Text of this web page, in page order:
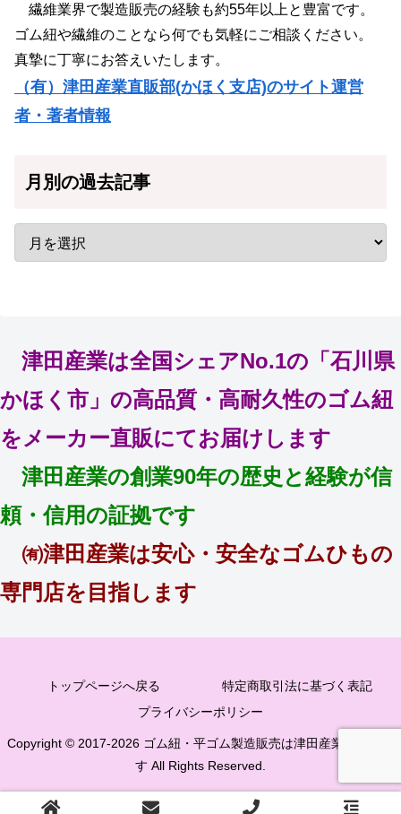
繊維業界で製造販売の経験も約55年以上と豊富です。
ゴム紐や繊維のことなら何でも気軽にご相談ください。
真摯に丁寧にお答えいたします。
（有）津田産業直販部(かほく支店)のサイト運営
者・著者情報
月別の過去記事
津田産業は全国シェアNo.1の「石川県
かほく市」の高品質・高耐久性のゴム紐
をメーカー直販にてお届けします
津田産業の創業90年の歴史と経験が信
頼・信用の証拠です
㈲津田産業は安心・安全なゴムひもの
専門店を目指します
トップページへ戻る
特定商取引法に基づく表記
プライバシーポリシー
Copyright © 2017-2026 ゴム紐・平ゴム製造販売は津田産業直販部で
す All Rights Reserved.